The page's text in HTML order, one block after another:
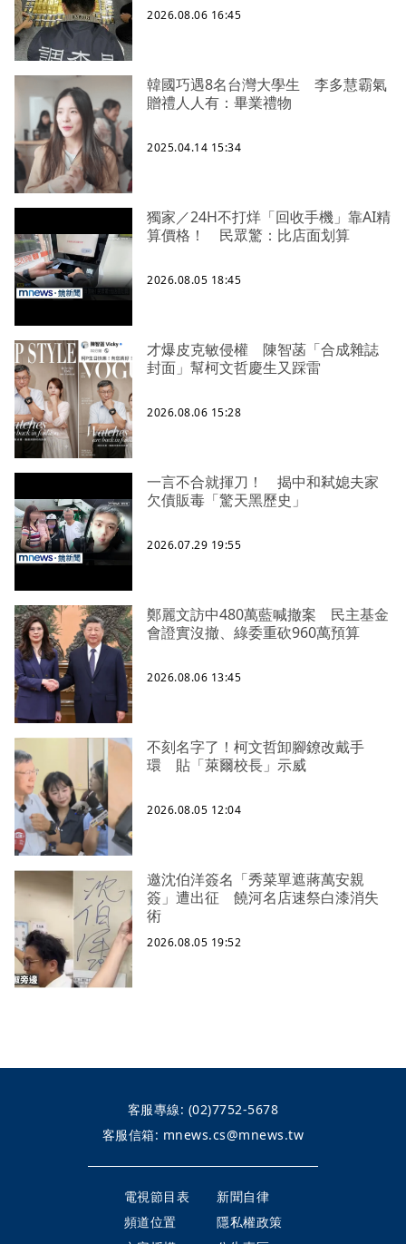
2026.08.06 16:45
韓國巧遇8名台灣大學生 李多慧霸氣
贈禮人人有：畢業禮物
2025.04.14 15:34
獨家／24H不打烊「回收手機」靠AI精
算價格！ 民眾驚：比店面划算
2026.08.05 18:45
才爆皮克敏侵權 陳智菡「合成雜誌
封面」幫柯文哲慶生又踩雷
2026.08.06 15:28
一言不合就揮刀！ 揭中和弒媳夫家
欠債販毒「驚天黑歷史」
2026.07.29 19:55
鄭麗文訪中480萬藍喊撤案 民主基金
會證實沒撤、綠委重砍960萬預算
2026.08.06 13:45
不刻名字了！柯文哲卸腳鐐改戴手
環 貼「萊爾校長」示威
2026.08.05 12:04
邀沈伯洋簽名「秀菜單遮蔣萬安親
簽」遭出征 饒河名店速祭白漆消失
術
2026.08.05 19:52
客服專線: (02)7752-5678
客服信箱: mnews.cs@mnews.tw
電視節目表
新聞自律
頻道位置
隱私權政策